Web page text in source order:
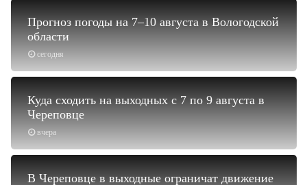
сегодня
Прогноз погоды на 7–10 августа в Вологодской
области
вчера
Куда сходить на выходных с 7 по 9 августа в
Череповце
В Череповце в выходные ограничат движение